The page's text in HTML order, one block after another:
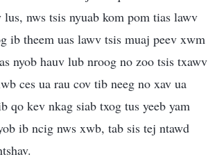
nws tsis nyuab kom pom tias lawv
ib theem uas lawv tsis muaj peev xwm
nyob hauv lub nroog no zoo tsis txawv
ces ua rau cov tib neeg no xav ua
kev nkag siab txog tus yeeb yam
ib ncig nws xwb, tab sis tej ntawd